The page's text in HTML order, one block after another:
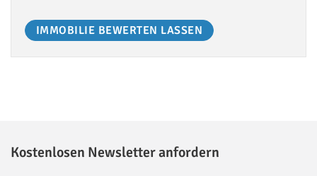
IMMOBILIE BEWERTEN LASSEN
Kostenlosen Newsletter anfordern